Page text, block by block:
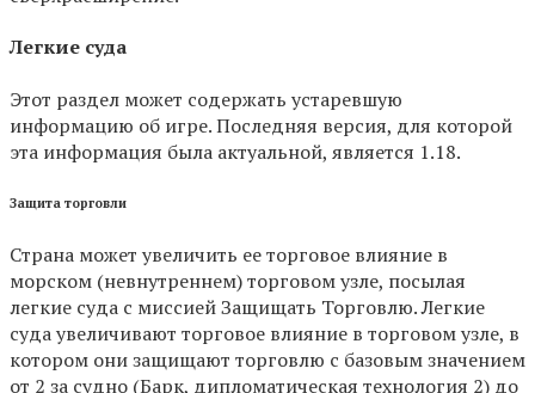
Легкие суда
Этот раздел может содержать устаревшую
информацию об игре. Последняя версия, для которой
эта информация была актуальной, является 1.18.
Защита торговли
Страна может увеличить ее торговое влияние в
морском (невнутреннем) торговом узле, посылая
легкие суда с миссией Защищать Торговлю. Легкие
суда увеличивают торговое влияние в торговом узле, в
котором они защищают торговлю с базовым значением
от 2 за судно (Барк, дипломатическая технология 2) до